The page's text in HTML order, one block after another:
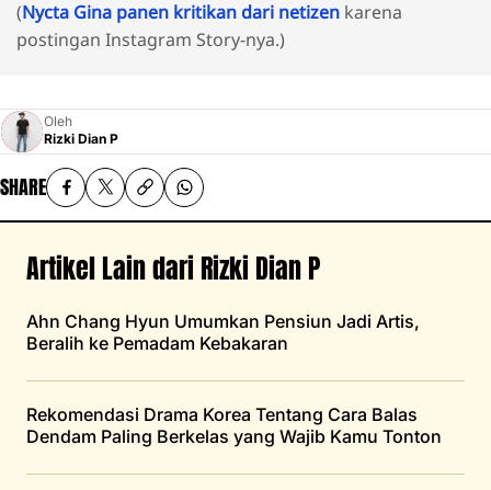
(Nycta Gina panen kritikan dari netizen karena
postingan Instagram Story-nya.)
Oleh
Rizki Dian P
SHARE
Artikel Lain dari Rizki Dian P
Ahn Chang Hyun Umumkan Pensiun Jadi Artis,
Beralih ke Pemadam Kebakaran
Rekomendasi Drama Korea Tentang Cara Balas
Dendam Paling Berkelas yang Wajib Kamu Tonton